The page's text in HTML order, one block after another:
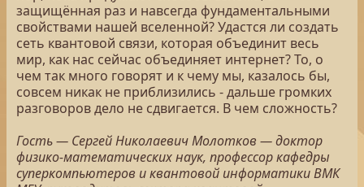
защищённая раз и навсегда фундаментальными
свойствами нашей вселенной? Удастся ли создать
сеть квантовой связи, которая объединит весь
мир, как нас сейчас объединяет интернет? То, о
чем так много говорят и к чему мы, казалось бы,
совсем никак не приблизились - дальше громких
разговоров дело не сдвигается. В чем сложность?
Гость — Сергей Николаевич Молотков — доктор
физико-математических наук, профессор кафедры
суперкомпьютеров и квантовой информатики ВМК